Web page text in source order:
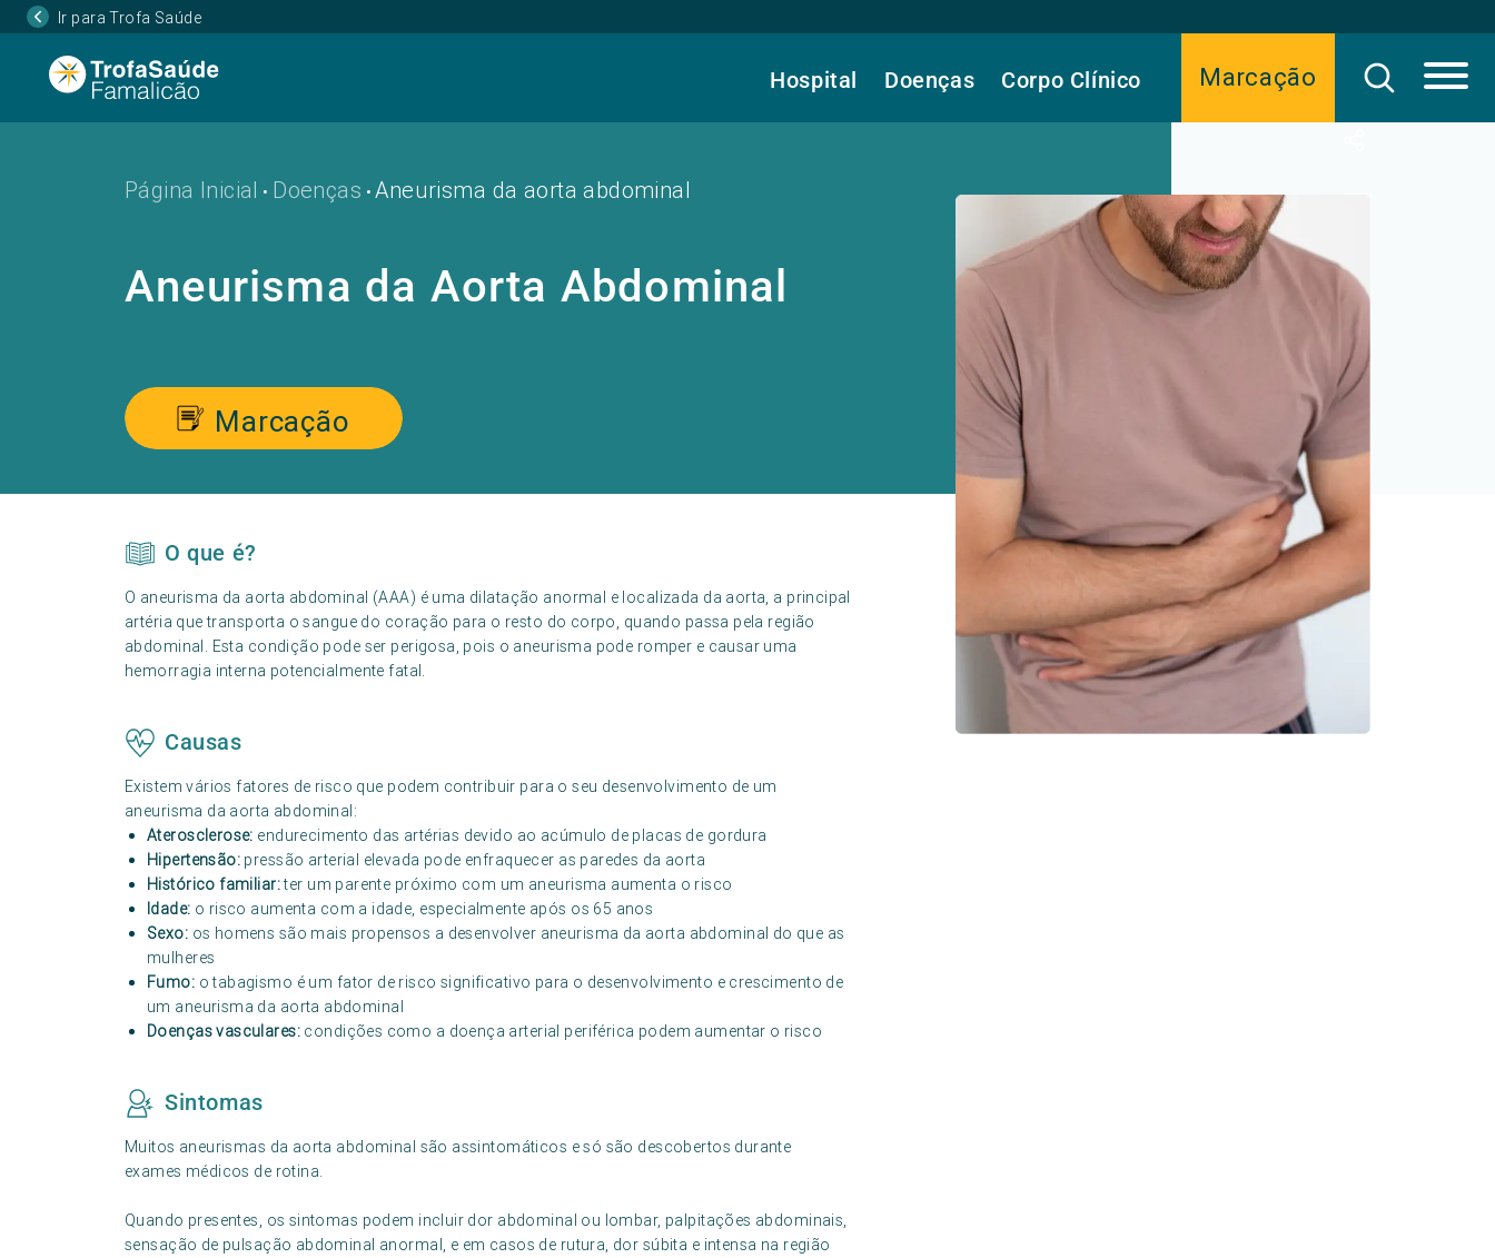
Ir para Trofa Saúde
Marcação
Hospital Doenças Corpo Clínico
Página Inicial • Doenças •Aneurisma da aorta abdominal
Aneurisma da Aorta Abdominal
Marcação
O que é?
O aneurisma da aorta abdominal (AAA) é uma dilatação anormal e localizada da aorta, a principal
artéria que transporta o sangue do coração para o resto do corpo, quando passa pela região
abdominal. Esta condição pode ser perigosa, pois o aneurisma pode romper e causar uma
hemorragia interna potencialmente fatal.
Causas
Existem vários fatores de risco que podem contribuir para o seu desenvolvimento de um
aneurisma da aorta abdominal:
Aterosclerose: endurecimento das artérias devido ao acúmulo de placas de gordura
Hipertensão: pressão arterial elevada pode enfraquecer as paredes da aorta
Histórico familiar:ter um parente próximo com um aneurisma aumenta o risco
Idade: o risco aumenta com a idade, especialmente após os 65 anos
Sexo: os homens são mais propensos a desenvolver aneurisma da aorta abdominal do que as
mulheres
Fumo: o tabagismo é um fator de risco significativo para o desenvolvimento e crescimento de
um aneurisma da aorta abdominal
Doenças vasculares:condições como a doença arterial periférica podem aumentar o risco
Sintomas
Muitos aneurismas da aorta abdominal são assintomáticos e só são descobertos durante
exames médicos de rotina.
Quando presentes, os sintomas podem incluir dor abdominal ou lombar, palpitações abdominais,
sensação de pulsação abdominal anormal, e em casos de rutura, dor súbita e intensa na região